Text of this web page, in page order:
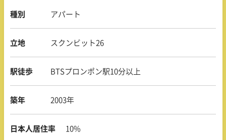
種別 アパート
立地 スクンビット26
駅徒歩 BTSプロンポン駅10分以上
築年 2003年
日本人居住率 10%